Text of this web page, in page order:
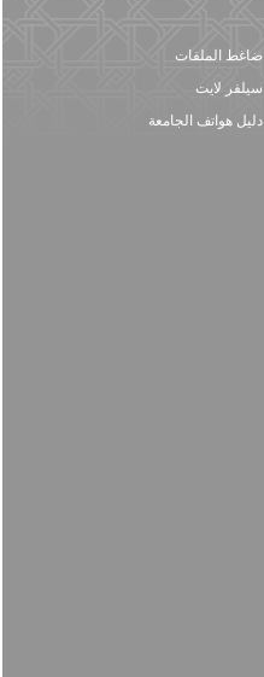
ضاغط الملفات
سيلفر لايت
دليل هواتف الجامعة